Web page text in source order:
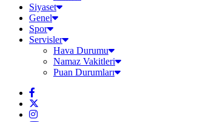
Siyaset
Genel
Spor
Servisler
Hava Durumu
Namaz Vakitleri
Puan Durumları